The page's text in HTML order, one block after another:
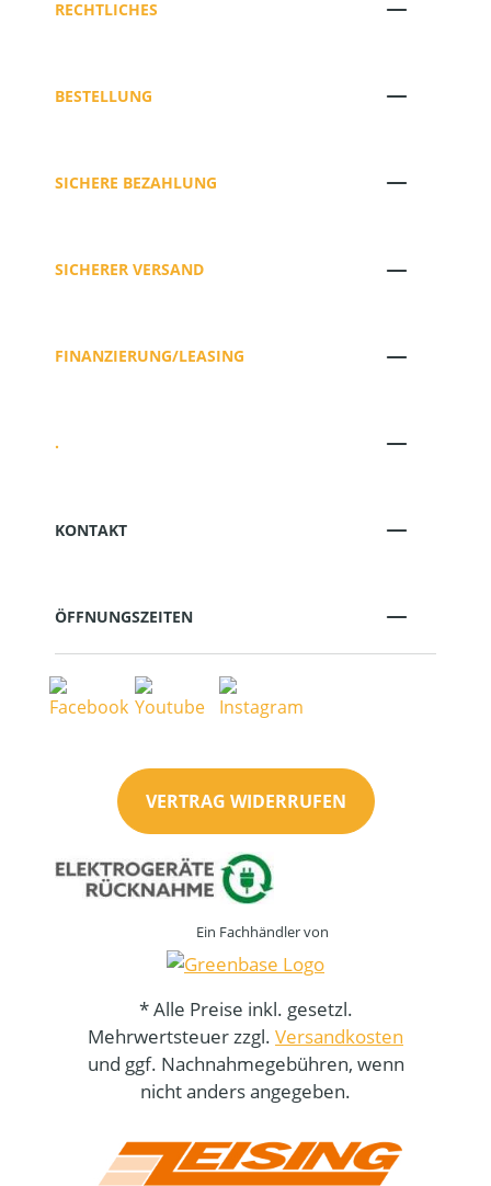
RECHTLICHES
BESTELLUNG
SICHERE BEZAHLUNG
SICHERER VERSAND
FINANZIERUNG/LEASING
.
KONTAKT
ÖFFNUNGSZEITEN
VERTRAG WIDERRUFEN
Ein Fachhändler von
* Alle Preise inkl. gesetzl.
Mehrwertsteuer zzgl. Versandkosten
und ggf. Nachnahmegebühren, wenn
nicht anders angegeben.